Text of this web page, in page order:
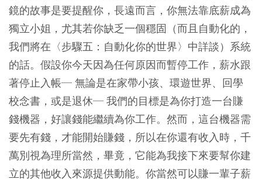
鏡的故事是要提醒你，長遠而言，你無法靠底薪成為
獨立小姐，尤其若你缺乏一個穩固（而且自動化的，
我們將在〈步驟五：自動化你的世界〉中詳談）系統
的話。假設你今天因為任何原因而暫停工作，薪水跟
著停止入帳─ 無論是在家帶小孩、環遊世界、回學
校念書，或是退休─ 我們的目標是為你打造一台賺
錢機器，好讓錢能繼續為你工作。然而，這台機器需
要先有錢，才能開始賺錢，所以在你還有收入時，千
萬別視為理所當然，畢竟，它能為我接下來要幫你建
立的其他收入來源提供動能。你當然可以賺一輩子薪